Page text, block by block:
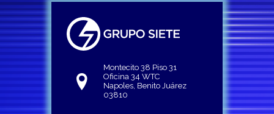
Montecito 38 Piso 31
Oficina 34 WTC
Napoles, Benito Juárez
03810